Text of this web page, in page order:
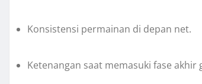
Konsistensi permainan di depan net.
Ketenangan saat memasuki fase akhir